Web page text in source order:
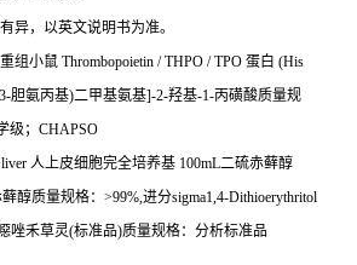
异，以英文说明书为准。
重组小鼠 Thrombopoietin / THPO / TPO 蛋白 (His
胆氨丙基)二甲基氨基]-2-羟基-1-丙磺酸质量规
级； CHAPSO
liver 人上皮细胞完全培养基 100mL二硫赤藓醇
醇质量规格： >99%,进分sigma1,4-Dithioerythritol
唑禾草灵(标准品)质量规格：分析标准品